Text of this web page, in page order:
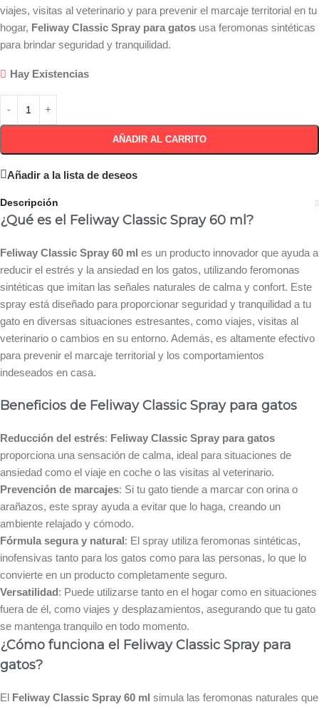
viajes, visitas al veterinario y para prevenir el marcaje territorial en tu
hogar, Feliway Classic Spray para gatos usa feromonas sintéticas
para brindar seguridad y tranquilidad.
Hay Existencias
AÑADIR AL CARRITO
Añadir a la lista de deseos
Descripción
¿Qué es el Feliway Classic Spray 60 ml?
Feliway Classic Spray 60 ml es un producto innovador que ayuda a
reducir el estrés y la ansiedad en los gatos, utilizando feromonas
sintéticas que imitan las señales naturales de calma y confort. Este
spray está diseñado para proporcionar seguridad y tranquilidad a tu
gato en diversas situaciones estresantes, como viajes, visitas al
veterinario o cambios en su entorno. Además, es altamente efectivo
para prevenir el marcaje territorial y los comportamientos
indeseados en casa.
Beneficios de Feliway Classic Spray para gatos
Reducción del estrés: Feliway Classic Spray para gatos
proporciona una sensación de calma, ideal para situaciones de
ansiedad como el viaje en coche o las visitas al veterinario.
Prevención de marcajes: Si tu gato tiende a marcar con orina o
arañazos, este spray ayuda a evitar que lo haga, creando un
ambiente relajado y cómodo.
Fórmula segura y natural: El spray utiliza feromonas sintéticas,
inofensivas tanto para los gatos como para las personas, lo que lo
convierte en un producto completamente seguro.
Versatilidad: Puede utilizarse tanto en el hogar como en situaciones
fuera de él, como viajes y desplazamientos, asegurando que tu gato
se mantenga tranquilo en todo momento.
¿Cómo funciona el Feliway Classic Spray para
gatos?
El Feliway Classic Spray 60 ml simula las feromonas naturales que